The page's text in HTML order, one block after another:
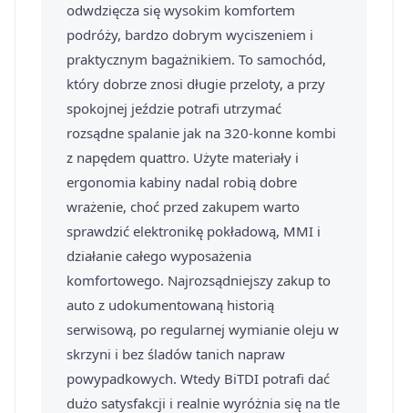
odwdzięcza się wysokim komfortem
podróży, bardzo dobrym wyciszeniem i
praktycznym bagażnikiem. To samochód,
który dobrze znosi długie przeloty, a przy
spokojnej jeździe potrafi utrzymać
rozsądne spalanie jak na 320-konne kombi
z napędem quattro. Użyte materiały i
ergonomia kabiny nadal robią dobre
wrażenie, choć przed zakupem warto
sprawdzić elektronikę pokładową, MMI i
działanie całego wyposażenia
komfortowego. Najrozsądniejszy zakup to
auto z udokumentowaną historią
serwisową, po regularnej wymianie oleju w
skrzyni i bez śladów tanich napraw
powypadkowych. Wtedy BiTDI potrafi dać
dużo satysfakcji i realnie wyróżnia się na tle